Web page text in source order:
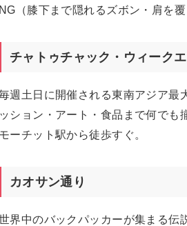
NG（膝下まで隠れるズボン・肩を覆
チャトゥチャック・ウィーク
週土日に開催される東南アジア最
ッション・アート・食品まで何でも
モーチット駅から徒歩すぐ。
カオサン通り
界中のバックパッカーが集まる伝